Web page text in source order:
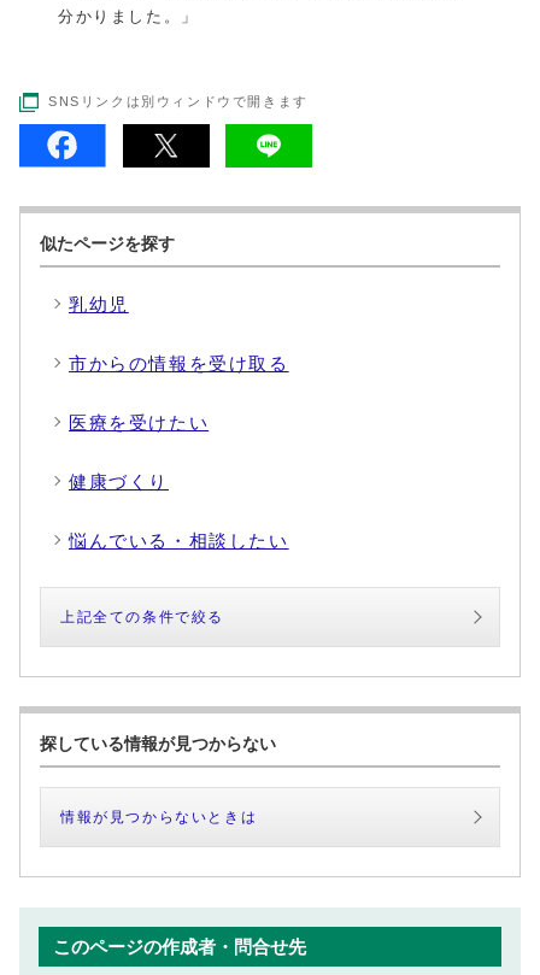
分かりました。」
SNSリンクは別ウィンドウで開きます
似たページを探す
乳幼児
市からの情報を受け取る
医療を受けたい
健康づくり
悩んでいる・相談したい
上記全ての条件で絞る
探している情報が見つからない
情報が見つからないときは
このページの作成者・問合せ先